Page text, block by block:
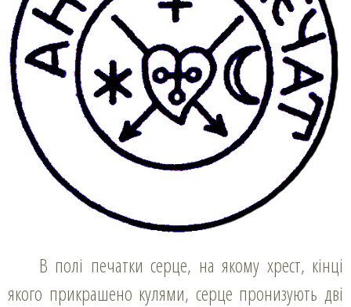
В полі печатки серце, на якому хрест, кінці
якого прикрашено кулями, серце пронизують дві